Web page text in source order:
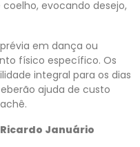
evocando desejo,
em dança ou
físico específico. Os
integral para os dias
ajuda de custo
Januário